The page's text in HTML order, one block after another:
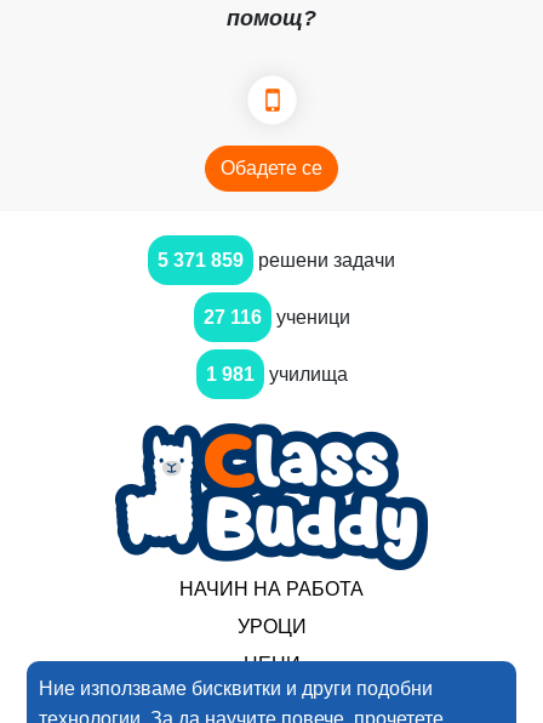
Ние използваме бисквитки и други подобни
технологии. За да научите повече, прочетете
помощ?
Обадете се
5 371 859 решени задачи
27 116 ученици
1 981 училища
НАЧИН НА РАБОТА
УРОЦИ
ЦЕНИ